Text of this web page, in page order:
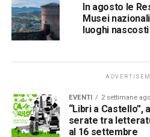
In agosto le
Musei
luoghi
EVENTI 2 settimane ago
“Libri a Castello”,
serate tra
al 16 settembre